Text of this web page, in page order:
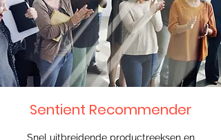
Sentient Recommender
Snel uitbreidende productreeksen en